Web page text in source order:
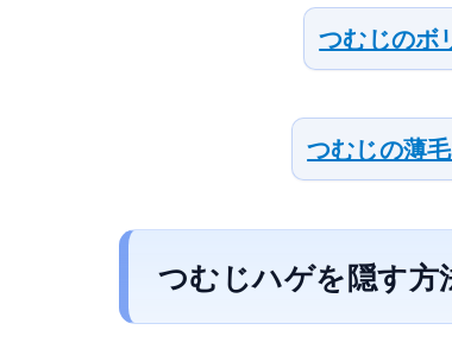
つむじのボ
つむじの薄
つむじハゲを隠す方